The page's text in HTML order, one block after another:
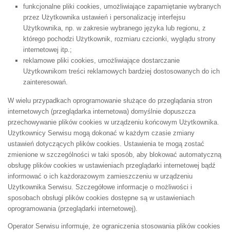
funkcjonalne pliki cookies, umożliwiające zapamiętanie wybranych
przez Użytkownika ustawień i personalizację interfejsu
Użytkownika, np. w zakresie wybranego języka lub regionu, z
którego pochodzi Użytkownik, rozmiaru czcionki, wyglądu strony
internetowej itp.;
reklamowe pliki cookies, umożliwiające dostarczanie
Użytkownikom treści reklamowych bardziej dostosowanych do ich
zainteresowań.
W wielu przypadkach oprogramowanie służące do przeglądania stron
internetowych (przeglądarka internetowa) domyślnie dopuszcza
przechowywanie plików cookies w urządzeniu końcowym Użytkownika.
Użytkownicy Serwisu mogą dokonać w każdym czasie zmiany
ustawień dotyczących plików cookies. Ustawienia te mogą zostać
zmienione w szczególności w taki sposób, aby blokować automatyczną
obsługę plików cookies w ustawieniach przeglądarki internetowej bądź
informować o ich każdorazowym zamieszczeniu w urządzeniu
Użytkownika Serwisu. Szczegółowe informacje o możliwości i
sposobach obsługi plików cookies dostępne są w ustawieniach
oprogramowania (przeglądarki internetowej).
Operator Serwisu informuje, że ograniczenia stosowania plików cookies